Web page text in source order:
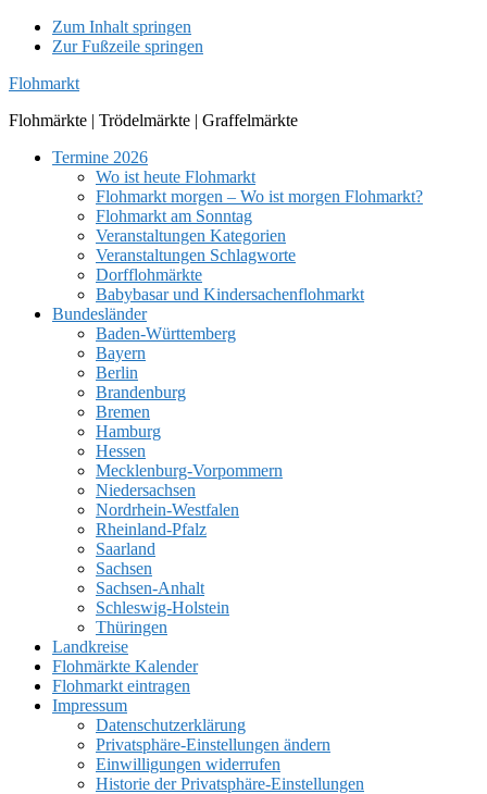
Zum Inhalt springen
Zur Fußzeile springen
Flohmarkt
Flohmärkte | Trödelmärkte | Graffelmärkte
Termine 2026
Wo ist heute Flohmarkt
Flohmarkt morgen – Wo ist morgen Flohmarkt?
Flohmarkt am Sonntag
Veranstaltungen Kategorien
Veranstaltungen Schlagworte
Dorfflohmärkte
Babybasar und Kindersachenflohmarkt
Bundesländer
Baden-Württemberg
Bayern
Berlin
Brandenburg
Bremen
Hamburg
Hessen
Mecklenburg-Vorpommern
Niedersachsen
Nordrhein-Westfalen
Rheinland-Pfalz
Saarland
Sachsen
Sachsen-Anhalt
Schleswig-Holstein
Thüringen
Landkreise
Flohmärkte Kalender
Flohmarkt eintragen
Impressum
Datenschutzerklärung
Privatsphäre-Einstellungen ändern
Einwilligungen widerrufen
Historie der Privatsphäre-Einstellungen